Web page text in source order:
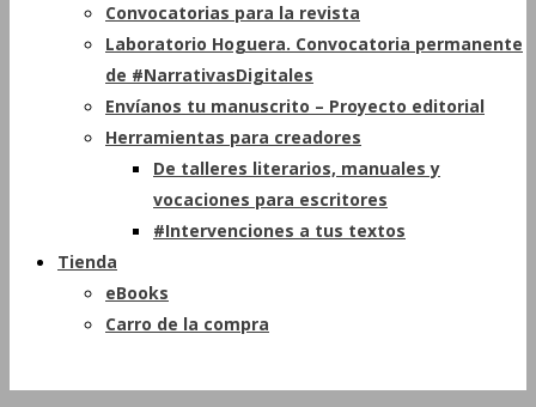
Convocatorias para la revista
Laboratorio Hoguera. Convocatoria permanente
de #NarrativasDigitales
Envíanos tu manuscrito – Proyecto editorial
Herramientas para creadores
De talleres literarios, manuales y
vocaciones para escritores
#Intervenciones a tus textos
Tienda
eBooks
Carro de la compra